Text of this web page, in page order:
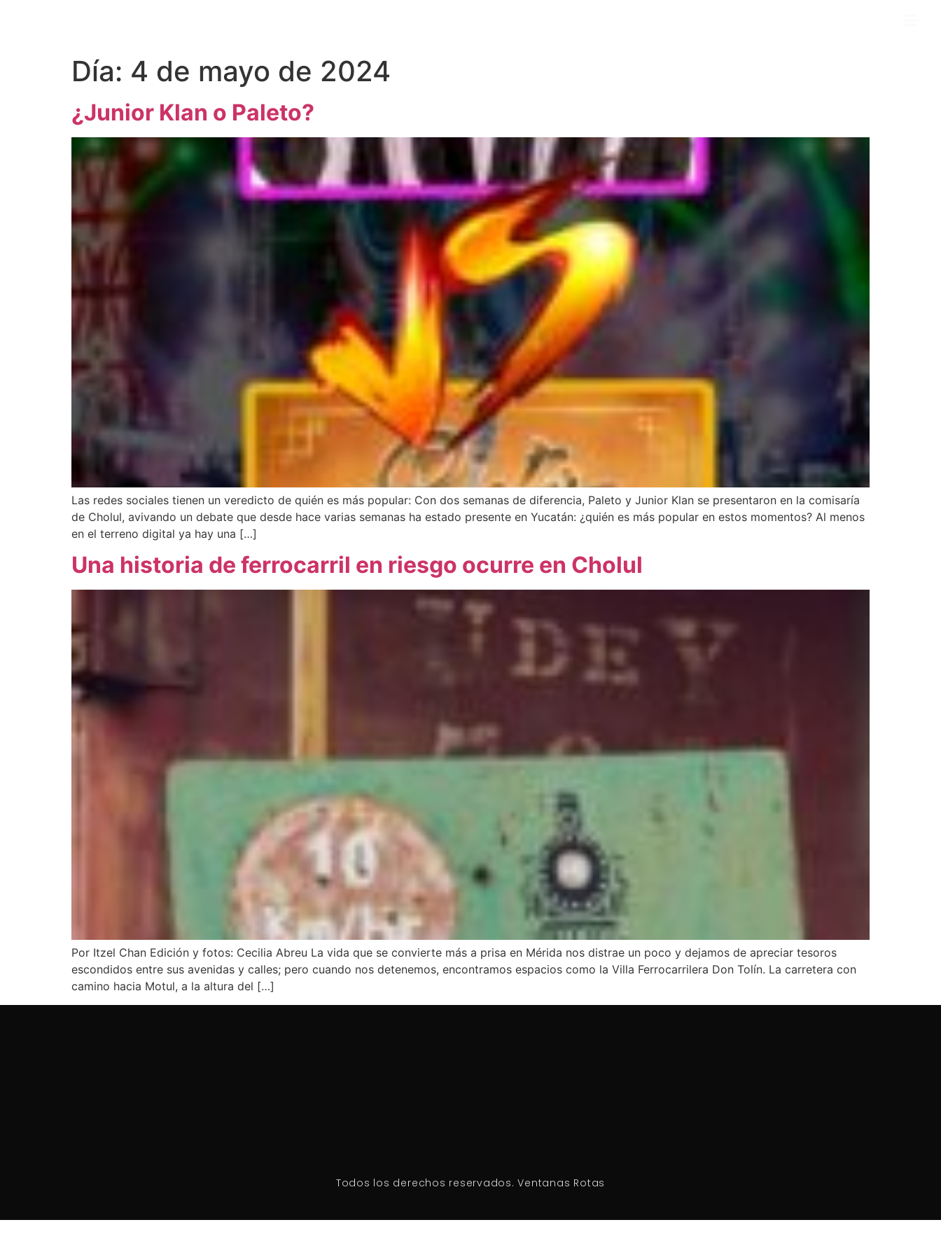
Día: 4 de mayo de 2024
¿Junior Klan o Paleto?
Las redes sociales tienen un veredicto de quién es más popular: Con dos semanas de diferencia, Paleto y Junior Klan se presentaron en la comisaría
de Cholul, avivando un debate que desde hace varias semanas ha estado presente en Yucatán: ¿quién es más popular en estos momentos? Al menos
en el terreno digital ya hay una […]
Una historia de ferrocarril en riesgo ocurre en Cholul
Por Itzel Chan Edición y fotos: Cecilia Abreu La vida que se convierte más a prisa en Mérida nos distrae un poco y dejamos de apreciar tesoros
escondidos entre sus avenidas y calles; pero cuando nos detenemos, encontramos espacios como la Villa Ferrocarrilera Don Tolín. La carretera con
camino hacia Motul, a la altura del […]
Todos los derechos reservados. Ventanas Rotas